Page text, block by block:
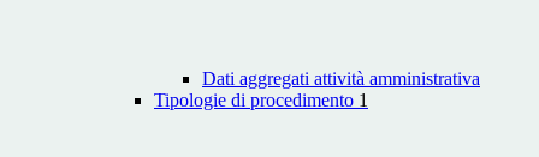
Dati aggregati attività amministrativa
Tipologie di procedimento 1